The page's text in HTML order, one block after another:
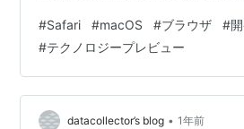
日常ユーザーにとっての意味 背景と
に どうも、となりです。 Safariと
標準搭載されているブラウザです
中の新機能を試すための…
#Safari #macOS #ブラウザ #
#テクノロジープレビュー
datacollector’s blog • 1年前